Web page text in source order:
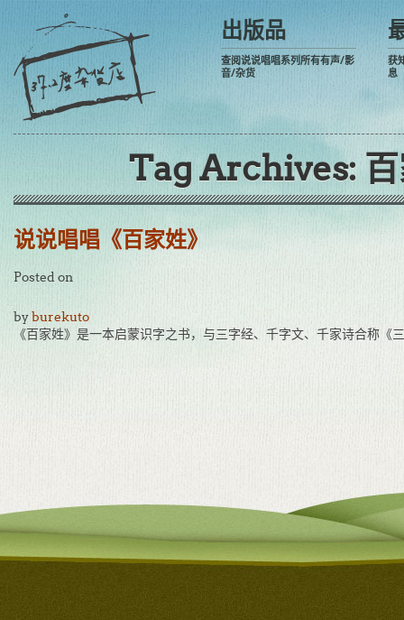
出版品
查阅说说唱唱系列所有有声/影
音/杂货
获
息
Tag Archives:
说说唱唱《百家姓》
Posted on
byburekuto
《百家姓》是一本启蒙识字之书，与三字经、千字文、千家诗合称《